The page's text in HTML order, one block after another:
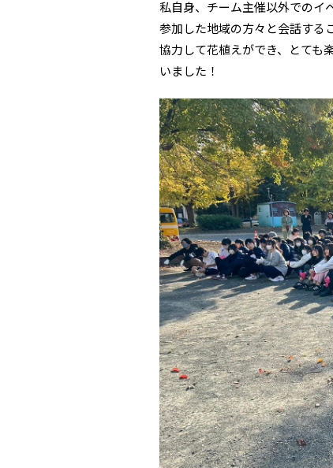
私自身、チーム主催以外でのイ
参加した地域の方々と会話する
協力して花植えができ、とても
いました！